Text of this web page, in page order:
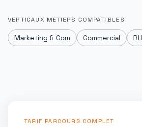
VERTICAUX MÉTIERS COMPATIBLES
Marketing & Com Commercial RH
TARIF PARCOURS COMPLET